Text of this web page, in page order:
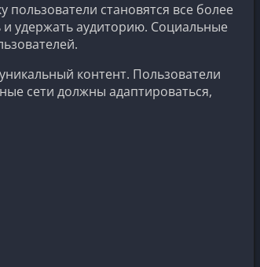
становятся все более
удержать аудиторию. Социальные
контент. Пользователи
сети должны адаптироваться,